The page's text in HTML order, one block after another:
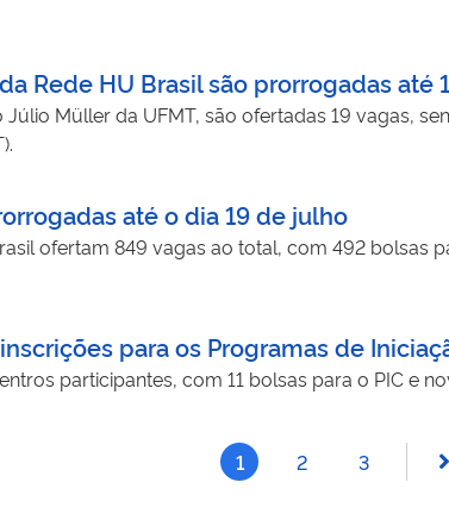
Rede HU Brasil são prorrogadas até
Müller da UFMT, são ofertadas 19 vagas,
até o dia 19 de julho
ofertam 849 vagas ao total, com 492 bolsas
para os Programas de
participantes, com 11 bolsas para o PIC e
1 2 3